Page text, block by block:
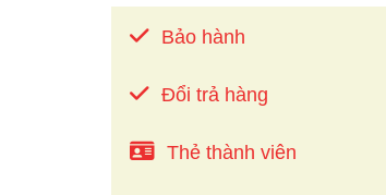
Bảo hành
Đổi trả hàng
Thẻ thành viên